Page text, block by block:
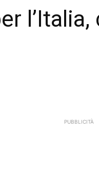
l’Italia,
PUBBLICITÀ